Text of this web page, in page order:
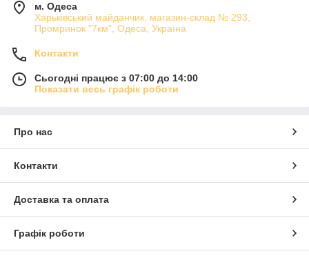
м. Одеса
Харьківський майданчик, магазин-склад № 293,
Промринок "7км", Одеса, Україна
Контакти
Сьогодні працює з 07:00 до 14:00
Показати весь графік роботи
Про нас
Контакти
Доставка та оплата
Графік роботи